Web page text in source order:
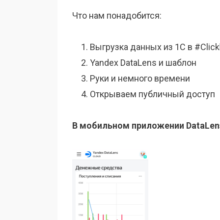
Что нам понадобится:
Выгрузка данных из 1С в
Yandex DataLens и шаблон
Руки и немного времени
Открываем публичный доступ
В мобильном приложении